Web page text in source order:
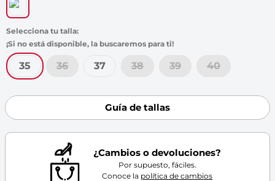
35 36 37 38 39 40
Guía de tallas
¿Cambios o devoluciones?
Por supuesto, fáciles.
Conoce la política de cambios
8.
skechers
9.
cartago
10. bubble gummers